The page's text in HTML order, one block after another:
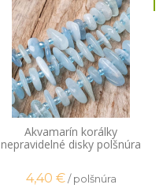
Akvamarín korálky
nepravidelné disky polšnúra
4,40 € / polšnúra